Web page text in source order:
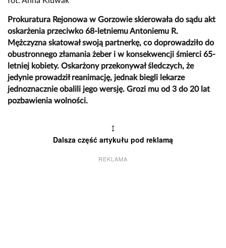
Prokuratura Rejonowa w Gorzowie skierowała do sądu akt
oskarżenia przeciwko 68-letniemu Antoniemu R.
Mężczyzna skatował swoją partnerkę, co doprowadziło do
obustronnego złamania żeber i w konsekwencji śmierci 65-
letniej kobiety. Oskarżony przekonywał śledczych, że
jedynie prowadził reanimację, jednak biegli lekarze
jednoznacznie obalili jego wersję. Grozi mu od 3 do 20 lat
pozbawienia wolności.
↕
Dalsza część artykułu pod reklamą
REKLAMA